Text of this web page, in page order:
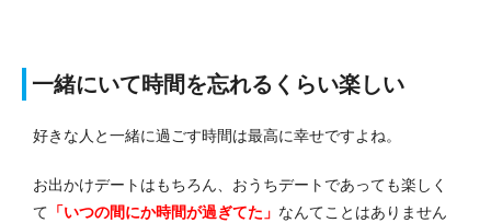
一緒にいて時間を忘れるくらい楽しい
好きな人と一緒に過ごす時間は最高に幸せですよね。
お出かけデートはもちろん、おうちデートであっても楽しく
て 「いつの間にか時間が過ぎてた」 なんてことはありません